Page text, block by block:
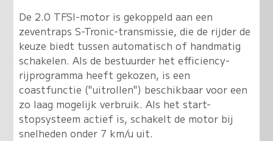
De 2.0 TFSI-motor is gekoppeld aan een
zeventraps S-Tronic-transmissie, die de rijder de
keuze biedt tussen automatisch of handmatig
schakelen. Als de bestuurder het efficiency-
rijprogramma heeft gekozen, is een
coastfunctie ("uitrollen") beschikbaar voor een
zo laag mogelijk verbruik. Als het start-
stopsysteem actief is, schakelt de motor bij
snelheden onder 7 km/u uit.